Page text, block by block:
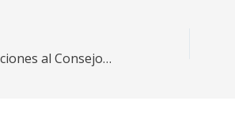
Resultados de las elecciones al Consejo Escolar